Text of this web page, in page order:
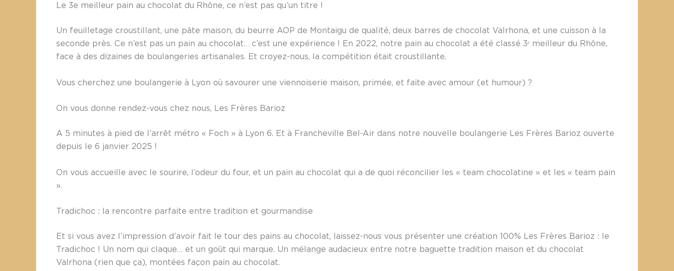
Le 3e meilleur pain au chocolat du Rhône, ce n’est pas qu’un titre !
Un feuilletage croustillant, une pâte maison, du beurre AOP de Montaigu de qualité, deux barres de chocolat Valrhona, et une cuisson à la
seconde près. Ce n’est pas un pain au chocolat… c’est une expérience ! En 2022, notre pain au chocolat a été classé 3ᵉ meilleur du Rhône,
face à des dizaines de boulangeries artisanales. Et croyez-nous, la compétition était croustillante.
Vous cherchez une boulangerie à Lyon où savourer une viennoiserie maison, primée, et faite avec amour (et humour) ?
On vous donne rendez-vous chez nous, Les Frères Barioz
A 5 minutes à pied de l’arrêt métro « Foch » à Lyon 6. Et à Francheville Bel-Air dans notre nouvelle boulangerie Les Frères Barioz ouverte
depuis le 6 janvier 2025 !
On vous accueille avec le sourire, l’odeur du four, et un pain au chocolat qui a de quoi réconcilier les « team chocolatine » et les « team pain
».
Tradichoc : la rencontre parfaite entre tradition et gourmandise
Et si vous avez l’impression d’avoir fait le tour des pains au chocolat, laissez-nous vous présenter une création 100% Les Frères Barioz : le
Tradichoc ! Un nom qui claque… et un goût qui marque. Un mélange audacieux entre notre baguette tradition maison et du chocolat
Valrhona (rien que ça), montées façon pain au chocolat.